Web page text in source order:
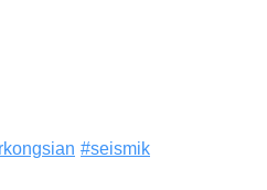
#seismik